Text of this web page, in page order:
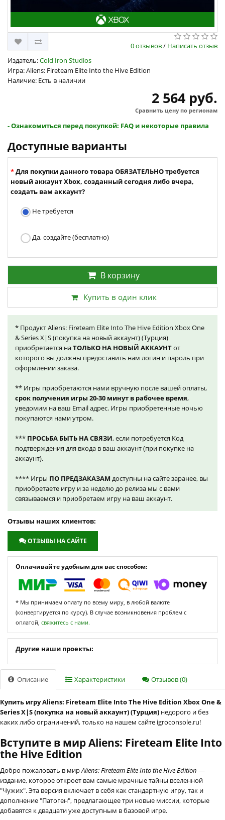
0 отзывов/ Написать отзыв
Издатель:Cold Iron Studios
Игра: Aliens: Fireteam Elite Into the Hive Edition
Наличие: Есть в наличии
2 564 руб.
Сравнить цену по регионам
- Ознакомиться перед покупкой: FAQ и некоторые правила
Доступные варианты
Для покупки данного товара ОБЯЗАТЕЛЬНО требуется
новый аккаунт Xbox, созданный сегодня либо вчера,
создать вам аккаунт?
Не требуется
Да, создайте (бесплатно)
В корзину
Купить в один клик
* Продукт Aliens: Fireteam Elite Into The Hive Edition Xbox One
& Series X|S (покупка на новый аккаунт) (Турция)
приобретается наТОЛЬКО НА НОВЫЙ АККАУНТот
которого вы должны предоставить нам логин и пароль при
оформлении заказа.
** Игры приобретаются нами вручную после вашей оплаты,
срок получения игры 20-30 минут в рабочее время,
уведомим на ваш Email адрес. Игры приобретенные ночью
покупаются нами утром.
*** ПРОСЬБА БЫТЬ НА СВЯЗИ, если потребуется Код
подтверждения для входа в ваш аккаунт (при покупке на
аккаунт).
**** Игры ПО ПРЕДЗАКАЗАМ доступны на сайте заранее, вы
приобретаете игру и за неделю до релиза мы с вами
связываемся и приобретаем игру на ваш аккаунт.
Отзывы наших клиентов:
ОТЗЫВЫ НА САЙТЕ
Оплачивайте удобным для вас способом:
* Мы принимаем оплату по всему миру, в любой валюте
(конвертируется по курсу). В случае возникновения проблем с
оплатой, свяжитесь с нами.
Другие наши проекты:
Описание Характеристики Отзывов (0)
Купить игру Aliens: Fireteam Elite Into The Hive Edition Xbox One &
Series X|S (покупка на новый аккаунт) (Турция) недорого и без
каких либо ограничений, только на нашем сайте igroconsole.ru!
Вступите в мир Aliens: Fireteam Elite Into
the Hive Edition
Добро пожаловать в мирAliens: Fireteam Elite Into the Hive Edition —
издание, которое откроет вам самые мрачные тайны вселенной
"Чужих". Эта версия включает в себя как стандартную игру, так и
дополнение "Патоген", предлагающее три новые миссии, которые
добавятся к двадцати уже доступным в базовой игре.